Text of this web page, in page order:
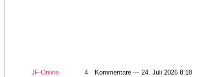
JF-Online 4 Kommentare — 24. Juli 2026 8:18